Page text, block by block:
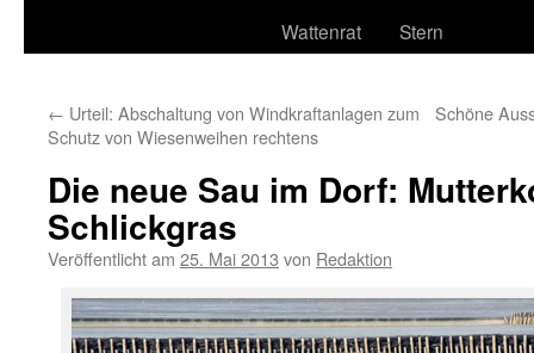
Wattenrat
Stern
← Urteil: Abschaltung von Windkraftanlagen zum
Schutz von Wiesenweihen rechtens
Schöne
Die neue Sau im Dorf:
Schlickgras
Veröffentlicht am 25. Mai 2013 von Redaktion